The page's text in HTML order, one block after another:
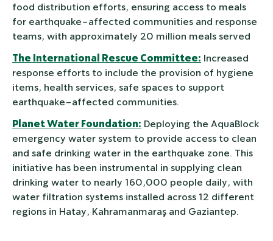
food distribution efforts, ensuring access to meals
for earthquake-affected communities and response
teams, with approximately 20 million meals served
The International Rescue Committee: Increased
response efforts to include the provision of hygiene
items, health services, safe spaces to support
earthquake-affected communities.
Planet Water Foundation: Deploying the AquaBlock
emergency water system to provide access to clean
and safe drinking water in the earthquake zone. This
initiative has been instrumental in supplying clean
drinking water to nearly 160,000 people daily, with
water filtration systems installed across 12 different
regions in Hatay, Kahramanmaraş and Gaziantep.